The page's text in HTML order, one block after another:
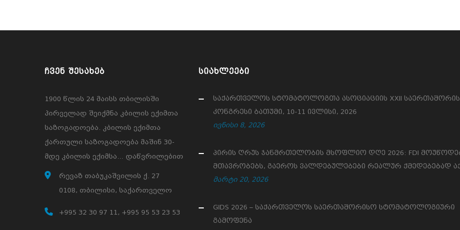
ᲩᲕᲔᲜ ᲨᲔᲡᲐᲮᲔᲑ
1900 წლის 24 მაისს თბილისში
პირველად შეიქმნა კბილის ექიმთა
საზოგადოება. კბილის ექიმთა
ქართული საზოგადოება მაშინ 30-
მდე კბილის ექიმსა… დაწვრილებით
რევაზ თაბუკაშვილის ქ. 27
0108, თბილისი, საქართველო
+995 32 30 97 11, +995 95 53 23 53
ᲡᲘᲐᲮᲚᲔᲔᲑᲘ
საქართველოს სტომატოლოგთა ასოციაციის XXII
კონგრესი ბათუმი, 10-11 ივლისი, 2026
ივნისი 8, 2026
პირის ღრუს ჯანმრთელობის მსოფლიო დღე 2026: FDI
მთავრობებს, გაეროს ვალდებულებები რეალურ ქმედებებად
მარტი 20, 2026
GIDS 2026 – საქართველოს საერთაშორისო სტომატოლოგიური
გამოფენა